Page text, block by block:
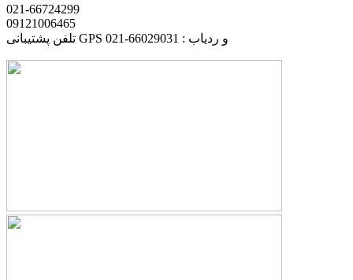
021-66724299
09121006465
تلفن پشتیبانی GPS و ردیاب : 66029031-021